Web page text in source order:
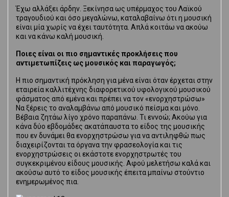
Έχω αλλάξει άρδην. Ξεκίνησα ως υπέρμαχος του Λαϊκού
τραγουδιού και όσο μεγαλώνω, καταλαβαίνω ότι η μουσική
είναι μία χωρίς να έχει ταυτότητα. Απλά κοιτάω να ακούω
και να κάνω καλή μουσική.
Ποιες είναι οι πιο σημαντικές προκλήσεις που
αντιμετωπίζεις ως μουσικός και παραγωγός;
Η πιο σημαντική πρόκληση για μένα είναι όταν έρχεται στην
εταιρεία καλλιτέχνης διαφορετικού υφολογικού μουσικού
φάσματος από εμένα και πρέπει να τον «ενορχηστρώσω»
Να ξέρεις το αναλαμβάνω από μουσικό πείσμα και μόνο.
Βέβαια ζητάω λίγο χρόνο παραπάνω. Τι εννοώ; Ακούω για
κάνα δύο εβδομάδες ακατάπαυστα το είδος της μουσικής
που εν δυνάμει θα ενορχηστρώσω για να αντιληφθώ πως
διαχειρίζονται τα όργανα την φρασεολογία και τις
ενορχηστρώσεις οι εκάστοτε ενορχηστρωτές του
συγκεκριμένου είδους μουσικής. Αφού μελετήσω καλά και
ακούσω αυτό το είδος μουσικής έπειτα μπαίνω στούντιο
ενημερωμένος πια.